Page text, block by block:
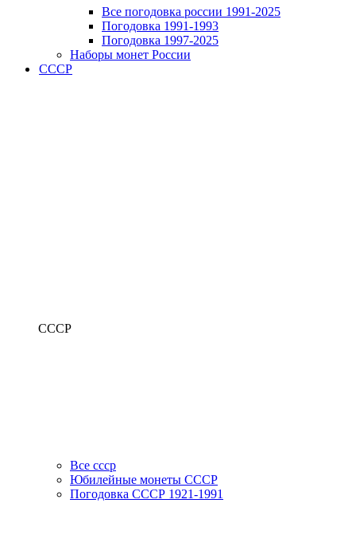
Все погодовка россии 1991-2025
Погодовка 1991-1993
Погодовка 1997-2025
Наборы монет России
СССР
СССР
Все ссср
Юбилейные монеты СССР
Погодовка СССР 1921-1991